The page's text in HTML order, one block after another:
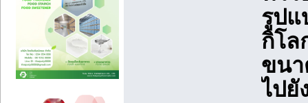
รูปแ
กิโล
ขนา
ไปยั